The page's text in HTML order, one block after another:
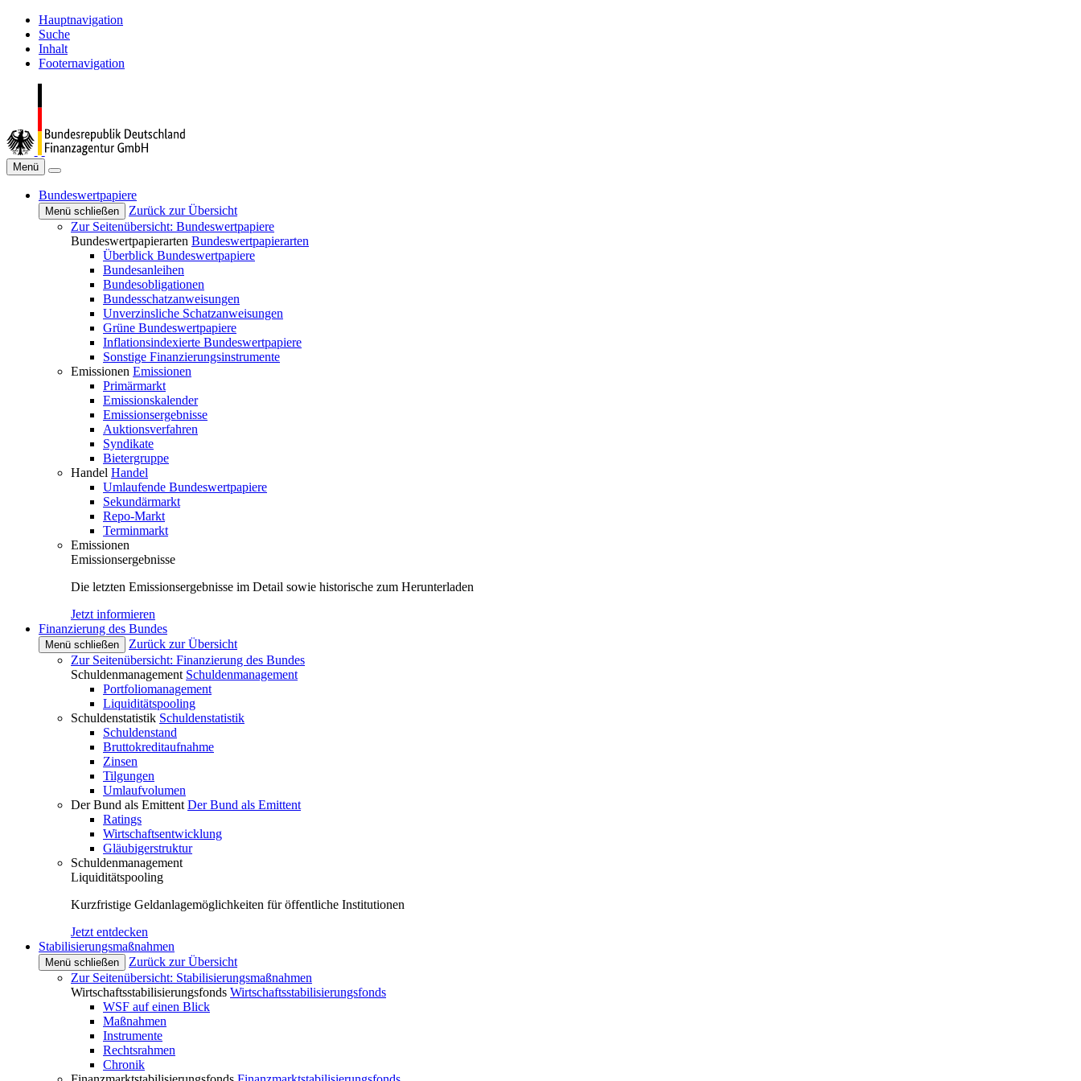
Hauptnavigation
Suche
Inhalt
Footernavigation
Menü
Bundeswertpapiere
Menü schließen
Zurück zur Übersicht
Zur Seitenübersicht: Bundeswertpapiere
Bundeswertpapierarten Bundeswertpapierarten
Überblick Bundeswertpapiere
Bundesanleihen
Bundesobligationen
Bundesschatzanweisungen
Unverzinsliche Schatzanweisungen
Grüne Bundeswertpapiere
Inflationsindexierte Bundeswertpapiere
Sonstige Finanzierungsinstrumente
Emissionen Emissionen
Primärmarkt
Emissionskalender
Emissionsergebnisse
Auktionsverfahren
Syndikate
Bietergruppe
Handel Handel
Umlaufende Bundeswertpapiere
Sekundärmarkt
Repo-Markt
Terminmarkt
Emissionen
Emissionsergebnisse
Die letzten Emissionsergebnisse im Detail sowie historische zum Herunterladen
Jetzt informieren
Finanzierung des Bundes
Menü schließen
Zurück zur Übersicht
Zur Seitenübersicht: Finanzierung des Bundes
Schuldenmanagement Schuldenmanagement
Portfoliomanagement
Liquiditätspooling
Schuldenstatistik Schuldenstatistik
Schuldenstand
Bruttokreditaufnahme
Zinsen
Tilgungen
Umlaufvolumen
Der Bund als Emittent Der Bund als Emittent
Ratings
Wirtschaftsentwicklung
Gläubigerstruktur
Schuldenmanagement
Liquiditätspooling
Kurzfristige Geldanlagemöglichkeiten für öffentliche Institutionen
Jetzt entdecken
Stabilisierungsmaßnahmen
Menü schließen
Zurück zur Übersicht
Zur Seitenübersicht: Stabilisierungsmaßnahmen
Wirtschaftsstabilisierungsfonds Wirtschaftsstabilisierungsfonds
WSF auf einen Blick
Maßnahmen
Instrumente
Rechtsrahmen
Chronik